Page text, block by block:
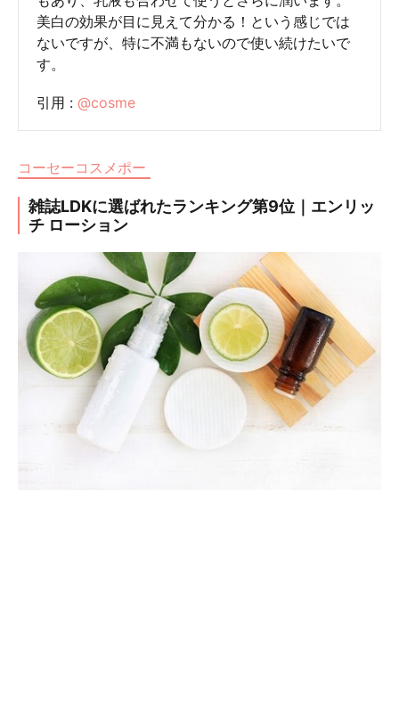
美白の効果が目に見えて分かる！という感じでは
ないですが、特に不満もないので使い続けたいで
す。
引用 : @cosme
コーセーコスメポー
雑誌LDKに選ばれたランキング第9位｜エンリッ
チ ローション